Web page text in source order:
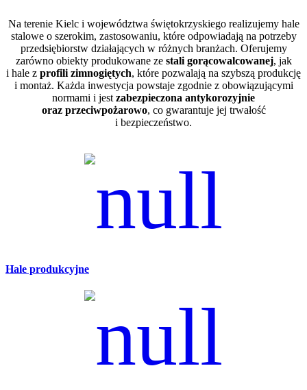
Na terenie Kielc i województwa świętokrzyskiego realizujemy hale
stalowe o szerokim, zastosowaniu, które odpowiadają na potrzeby
przedsiębiorstw działających w różnych branżach. Oferujemy
zarówno obiekty produkowane ze stali gorącowalcowanej, jak
i hale z profili zimnogiętych, które pozwalają na szybszą produkcję
i montaż. Każda inwestycja powstaje zgodnie z obowiązującymi
normami i jestzabezpieczona antykorozyjnie
oraz przeciwpożarowo, co gwarantuje jej trwałość
i bezpieczeństwo.
Hale produkcyjne